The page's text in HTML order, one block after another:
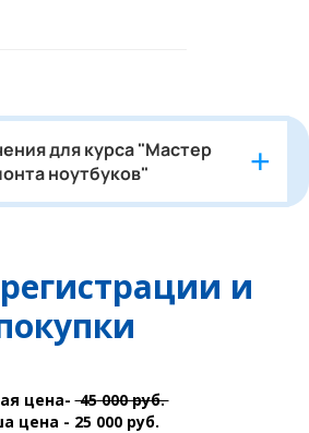
для курса "Мастер
ноутбуков"
и
цена-45000 руб.
цена - 25 000 руб.